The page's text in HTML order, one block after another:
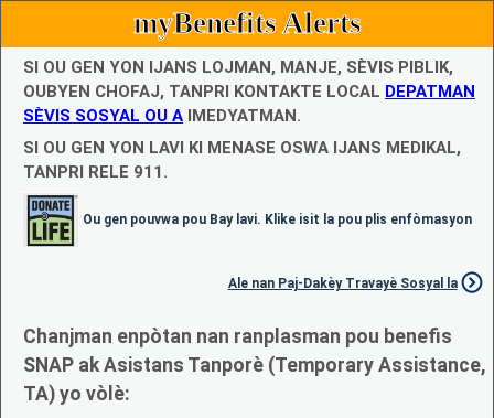
myBenefits Alerts
SI OU GEN YON IJANS LOJMAN, MANJE, SÈVIS PIBLIK,
OUBYEN CHOFAJ, TANPRI KONTAKTE LOCAL DEPATMAN
SÈVIS SOSYAL OU A IMEDYATMAN.
SI OU GEN YON LAVI KI MENASE OSWA IJANS MEDIKAL,
TANPRI RELE 911.
Ou gen pouvwa pou Bay lavi. Klike isit la pou plis enfòmasyon
Ale nan Paj-Dakèy Travayè Sosyal la
Chanjman enpòtan nan ranplasman pou benefis
SNAP ak Asistans Tanporè (Temporary Assistance,
TA) yo vòlè: